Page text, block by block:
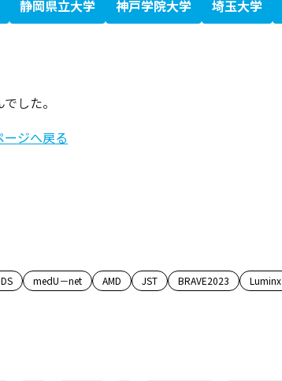
静岡県立大学 神戸学院大学 埼玉大学
した。
ジへ戻る
medU－net AMD JST BRAVE2023 Luminx